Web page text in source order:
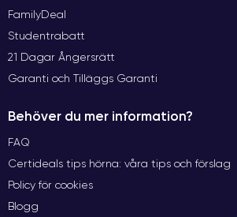
FamilyDeal
Studentrabatt
21 Dagar Ångersrätt
Garanti och Tilläggs Garanti
Behöver du mer information?
FAQ
Certideals tips hörna: våra tips och förslag
Policy för cookies
Blogg